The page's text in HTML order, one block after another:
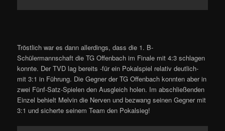
Tröstlich war es dann allerdings, dass die 1. B-
Schülermannschaft die TG Offenbach im Finale mit 4:3 schlagen
konnte. Der TVD lag bereits -für ein Pokalspiel relativ deutlich-
mit 3:1 in Führung. Die Gegner der TG Offenbach konnten aber in
zwei Fünf-Satz-Spielen den Ausgleich holen. Im abschließenden
Einzel behielt Melvin die Nerven und bezwang seinen Gegner mit
3:1 und sicherte seinem Team den Pokalsieg!